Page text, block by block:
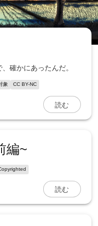
確かにあったんだ。
象 CC BY-NC
読む
編~
読む